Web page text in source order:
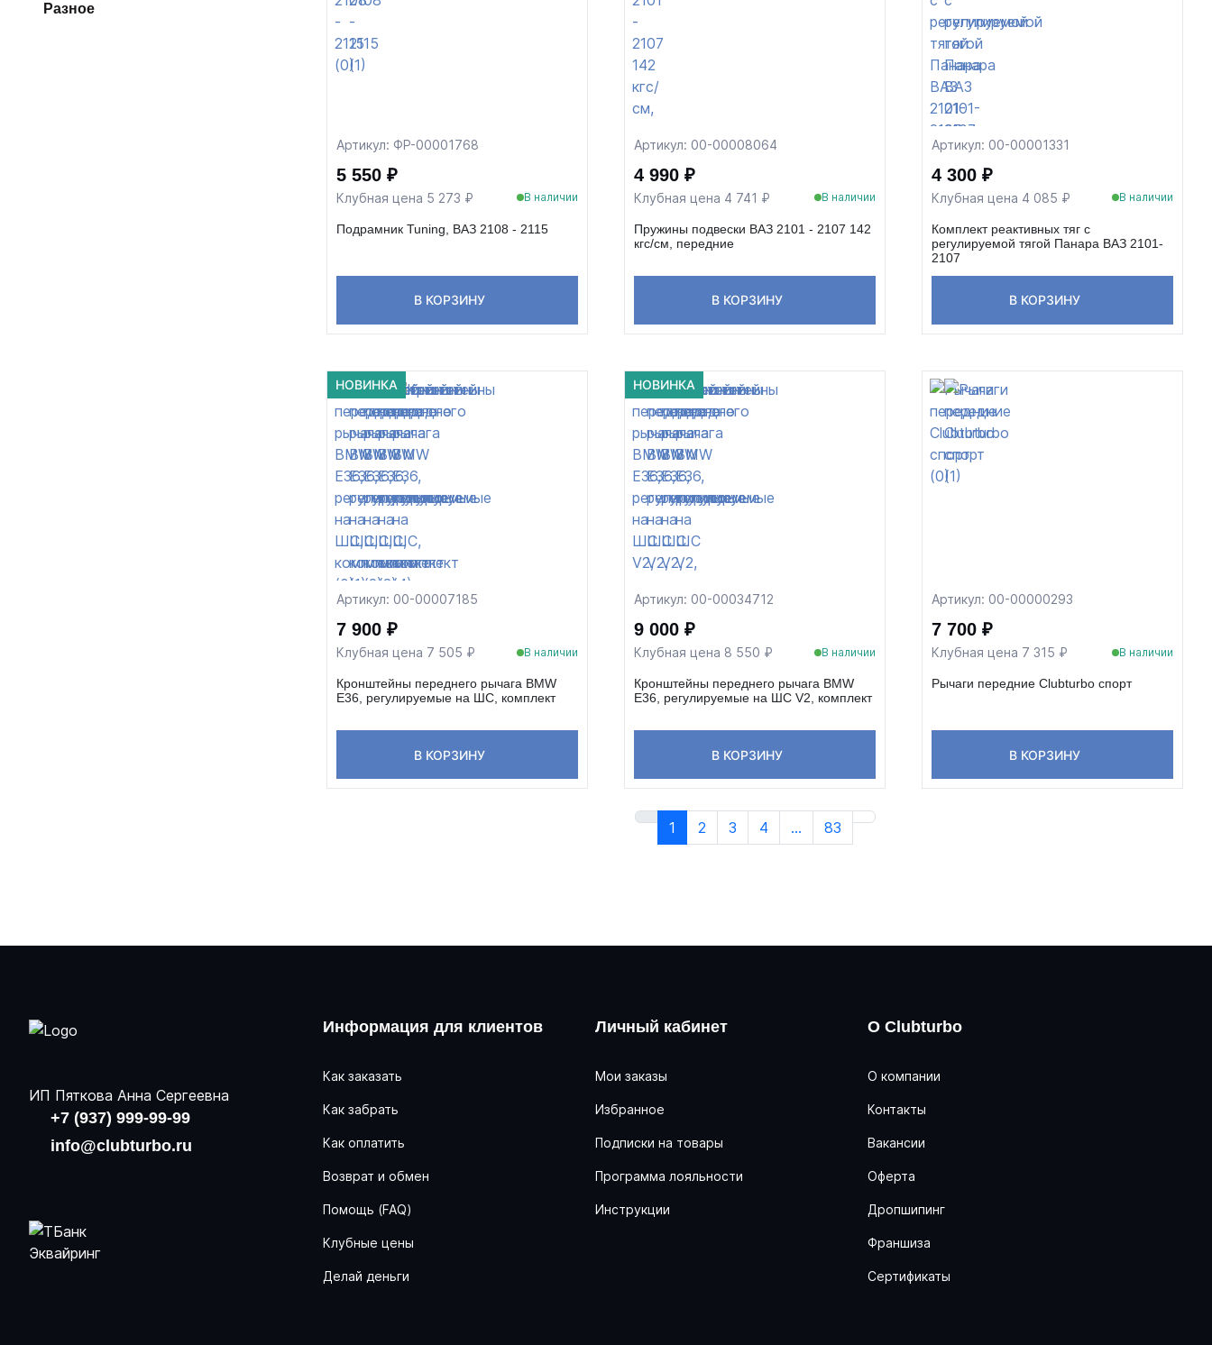
Разное
Артикул: ФР-00001768
5 550 ₽
Клубная цена 5 273 ₽ В наличии
Подрамник Tuning, ВАЗ 2108 - 2115
В КОРЗИНУ
Артикул: 00-00008064
4 990 ₽
Клубная цена 4 741 ₽ В наличии
Пружины подвески ВАЗ 2101 - 2107 142
кгс/см, передние
В КОРЗИНУ
Артикул: 00-00001331
4 300 ₽
Клубная цена 4 085 ₽ В наличии
Комплект реактивных тяг с
регулируемой тягой Панара ВАЗ 2101-
2107
В КОРЗИНУ
НОВИНКА
Артикул: 00-00007185
7 900 ₽
Клубная цена 7 505 ₽ В наличии
Кронштейны переднего рычага BMW
E36, регулируемые на ШС, комплект
В КОРЗИНУ
НОВИНКА
Артикул: 00-00034712
9 000 ₽
Клубная цена 8 550 ₽ В наличии
Кронштейны переднего рычага BMW
E36, регулируемые на ШС V2, комплект
В КОРЗИНУ
Артикул: 00-00000293
7 700 ₽
Клубная цена 7 315 ₽ В наличии
Рычаги передние Clubturbo спорт
В КОРЗИНУ
1 2 3 4 ... 83
ИП Пяткова Анна Сергеевна
+7 (937) 999-99-99
info@clubturbo.ru
Информация для клиентов
Как заказать
Как забрать
Как оплатить
Возврат и обмен
Помощь (FAQ)
Клубные цены
Делай деньги
Личный кабинет
Мои заказы
Избранное
Подписки на товары
Программа лояльности
Инструкции
О Clubturbo
О компании
Контакты
Вакансии
Оферта
Дропшипинг
Франшиза
Сертификаты